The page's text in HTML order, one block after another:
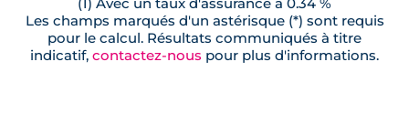
Les champs marqués d'un astérisque (*) sont requis
pour le calcul. Résultats communiqués à titre
indicatif, contactez-nous pour plus d'informations.